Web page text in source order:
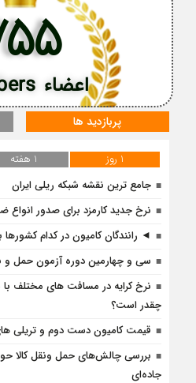
اعضاء Members
پربازدید ها
1 روز 1 هفته
جامع ترین نقشه شبکه ریلی ایران
نرخ جدید کارمزد برای صدور انواع
◄ رانندگان کامیون در کدام کشورها
سی و چهارمین دوره آزمون حمل و
نرخ کرایه در مسافت‌ های مختلف
چقدر است؟
قیمت کامیون دست دوم و تریلی‌ های
بررسی چالش‌های حمل ونقل کالا
جاده‌ای